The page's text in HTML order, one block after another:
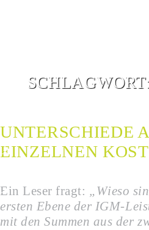
UNTERSCHIEDE
EINZELNEN
Ein Leser fragt: „Wieso
ersten Ebene der IGM-
mit den Summen aus der